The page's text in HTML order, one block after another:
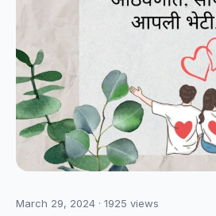
March 29, 2024 · 1925 views